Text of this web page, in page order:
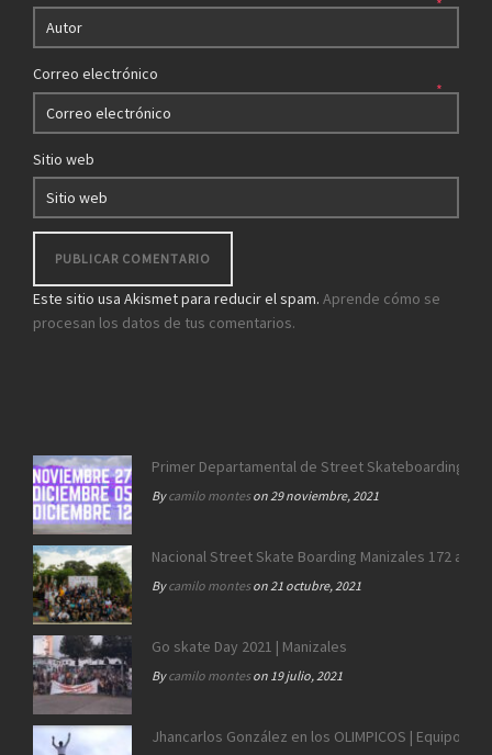
*
Correo electrónico
*
Sitio web
Este sitio usa Akismet para reducir el spam. Aprende cómo se
procesan los datos de tus comentarios.
Primer Departamental de Street Skateboarding de
Bycamilo monteson 29 noviembre, 2021
Nacional Street Skate Boarding Manizales 172 años
Bycamilo monteson 21 octubre, 2021
Go skate Day 2021 | Manizales
Bycamilo monteson 19 julio, 2021
Jhancarlos González en los OLIMPICOS | Equipo SB